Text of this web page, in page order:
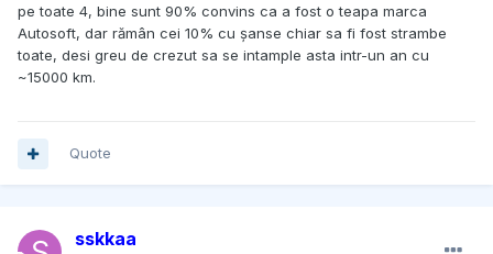
pe toate 4, bine sunt 90% convins ca a fost o teapa marca
Autosoft, dar rămân cei 10% cu șanse chiar sa fi fost strambe
toate, desi greu de crezut sa se intample asta intr-un an cu
~15000 km.
Quote
sskkaa